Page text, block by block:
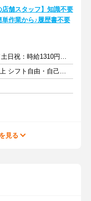
店舗スタッフ】知識不要
作業から♪履歴書不要
平日：時給1260円～／土日祝：時給1310円～ ※交通費全額支給
週2日以上 1日3時間以上 シフト自由・自己申告
見る